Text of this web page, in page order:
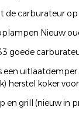
de carburateur
Nieuw
goede
een uitlaatdemper.
herstel koker
grill (nieuw in